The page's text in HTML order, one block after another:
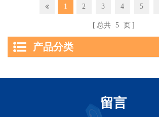
1 2 3 4 5
总共 5 页
产品分类
留言